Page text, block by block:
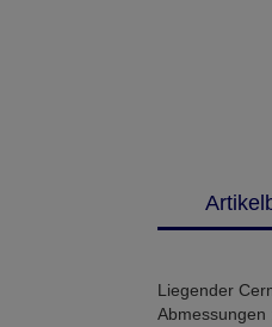
Liegender
Abmessungen